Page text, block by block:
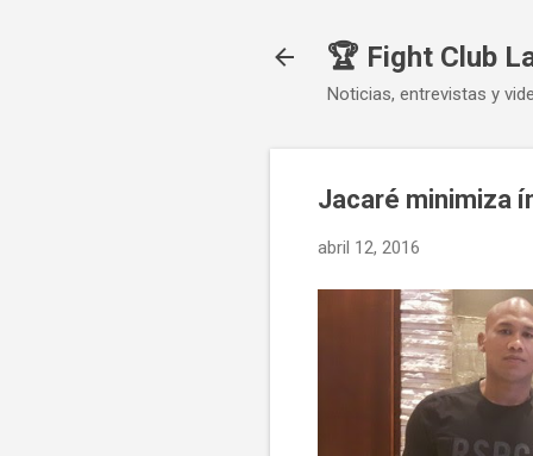
🏆 Fight Club
Noticias, entrevistas y
Jacaré minimiza
abril 12, 2016